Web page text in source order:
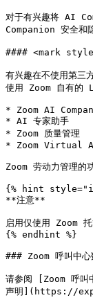
对于有兴趣将 AI
Companion 安全和
#### <mark
有兴趣在不使用第
使用 Zoom 自有的
* Zoom AI
* AI 专家助手
* Zoom 质量管理
* Zoom Virtual
Zoom 劳动力管理的
{% hint
**注意**
启用仅使用 Zoom
{% endhint %}
### Zoom 呼叫中心
请参阅 [Zoom 呼
声明](https://